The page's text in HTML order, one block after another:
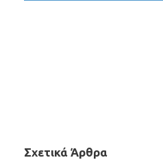
Σχετικά Άρθρα